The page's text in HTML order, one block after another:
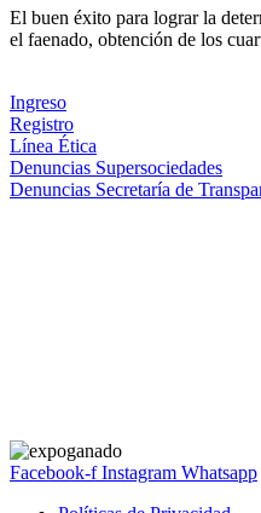
El buen éxito para lograr la
el faenado, obtención de los
Ingreso
Registro
Línea Ética
Denuncias Supersociedades
Denuncias Secretaría de
Facebook-f Instagram Whatsapp